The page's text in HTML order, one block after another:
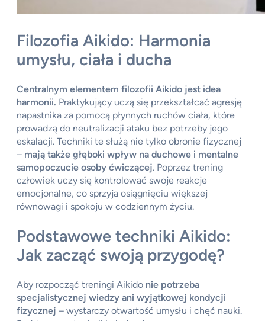
Filozofia Aikido: Harmonia
umysłu, ciała i ducha
Centralnym elementem filozofii Aikido jest idea
harmonii. Praktykujący uczą się przekształcać agresję
napastnika za pomocą płynnych ruchów ciała, które
prowadzą do neutralizacji ataku bez potrzeby jego
eskalacji. Techniki te służą nie tylko obronie fizycznej
– mają także głęboki wpływ na duchowe i mentalne
samopoczucie osoby ćwiczącej. Poprzez trening
człowiek uczy się kontrolować swoje reakcje
emocjonalne, co sprzyja osiągnięciu większej
równowagi i spokoju w codziennym życiu.
Podstawowe techniki Aikido:
Jak zacząć swoją przygodę?
Aby rozpocząć treningi Aikido nie potrzeba
specjalistycznej wiedzy ani wyjątkowej kondycji
fizycznej – wystarczy otwartość umysłu i chęć nauki.